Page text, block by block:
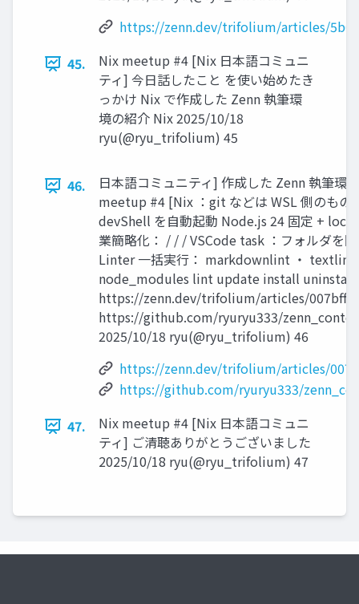
https://zenn.dev/trifolium/articles/
45.
Nix meetup #4 [Nix 日本語コミュニ
ティ] 今日話したこと を使い始めたき
っかけ Nix で作成した Zenn 執筆環
境の紹介 Nix 2025/10/18
ryu(@ryu_trifolium) 45
46.
日本語コミュニティ] 作成した Zenn 執筆環
meetup #4 [Nix ：git などは WSL 側のもの
devShell を自動起動 Node.js 24 固定 +
業簡略化： / / / VSCode task ：フォルダを
Linter 一括実行： markdownlint ・ textlint
node_modules lint update install uninstall
https://zenn.dev/trifolium/articles/
https://github.com/ryuryu333/
2025/10/18 ryu(@ryu_trifolium) 46
https://zenn.dev/trifolium/articles/
https://github.com/ryuryu333/
47.
Nix meetup #4 [Nix 日本語コミュニ
ティ] ご清聴ありがとうございました
2025/10/18 ryu(@ryu_trifolium) 47